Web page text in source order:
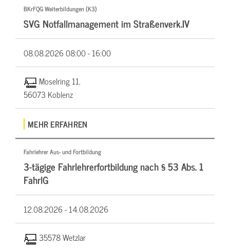
BKrFQG Weiterbildungen (K3)
SVG Notfallmanagement im Straßenverk.IV
08.08.202608:00 - 16:00
Moselring 11,
56073 Koblenz
MEHR ERFAHREN
Fahrlehrer Aus- und Fortbildung
3-tägige Fahrlehrerfortbildung nach § 53 Abs. 1
FahrlG
12.08.2026 -14.08.2026
35578 Wetzlar